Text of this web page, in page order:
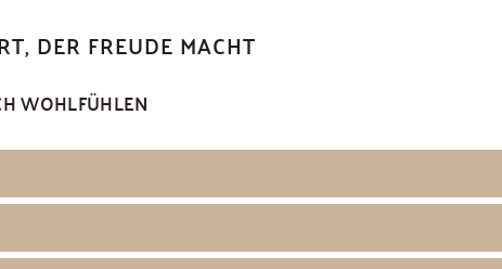
DER FREUDE MACHT
WOHLFÜHLEN